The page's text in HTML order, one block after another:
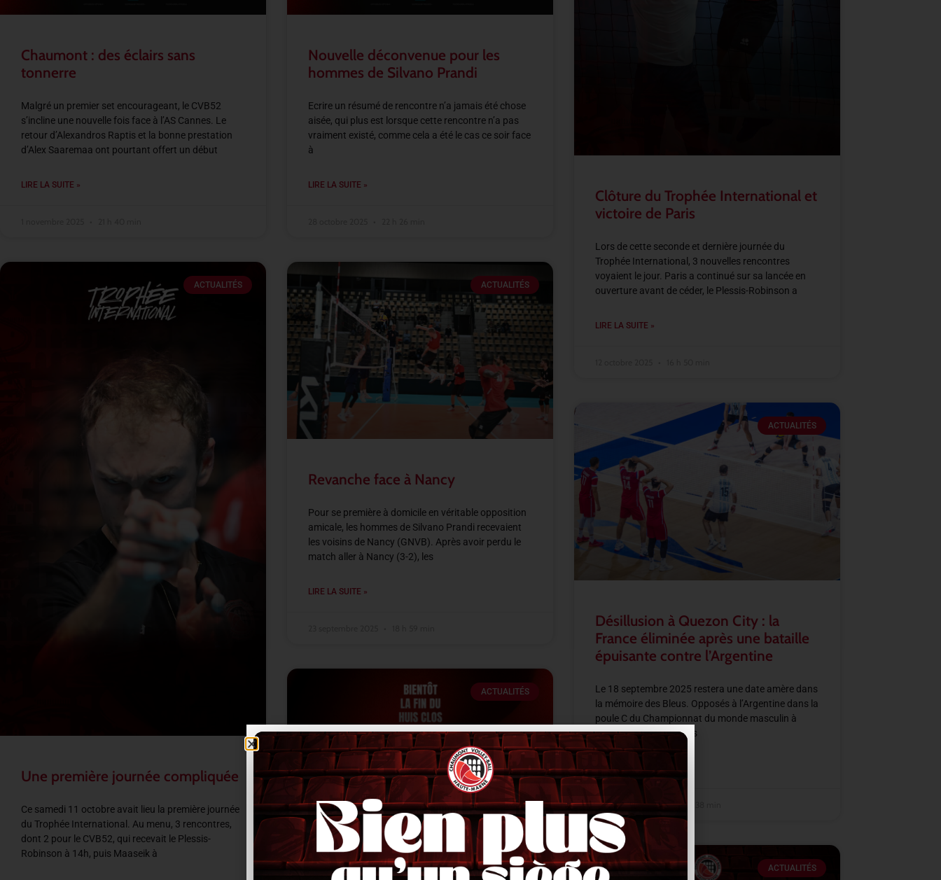
Chaumont : des éclairs sans
tonnerre
Malgré un premier set encourageant, le CVB52
s’incline une nouvelle fois face à l’AS Cannes. Le
retour d’Alexandros Raptis et la bonne prestation
d’Alex Saaremaa ont pourtant offert un début
LIRE LA SUITE »
Nouvelle déconvenue pour les
hommes de Silvano Prandi
Ecrire un résumé de rencontre n’a jamais été chose
aisée, qui plus est lorsque cette rencontre n’a pas
vraiment existé, comme cela a été le cas ce soir face
à
LIRE LA SUITE »
Clôture du Trophée International et
victoire de Paris
Lors de cette seconde et dernière journée du
Trophée International, 3 nouvelles rencontres
voyaient le jour. Paris a continué sur sa lancée en
ouverture avant de céder, le Plessis-Robinson a
LIRE LA SUITE »
ACTUALITÉS
Une première journée compliquée
Ce samedi 11 octobre avait lieu la première journée
du Trophée International. Au menu, 3 rencontres,
dont 2 pour le CVB52, qui recevait le Plessis-
Robinson à 14h, puis Maaseik à
ACTUALITÉS
Revanche face à Nancy
Pour se première à domicile en véritable opposition
amicale, les hommes de Silvano Prandi recevaient
les voisins de Nancy (GNVB). Après avoir perdu le
match aller à Nancy (3-2), les
LIRE LA SUITE »
ACTUALITÉS
Désillusion à Quezon City : la
France éliminée après une bataille
épuisante contre l’Argentine
Le 18 septembre 2025 restera une date amère dans
la mémoire des Bleus. Opposés à l’Argentine dans la
poule C du Championnat du monde masculin à
Quezon City, les joueurs
LIRE LA SUITE »
18 septembre 2025 14 h 38 min
ACTUALITÉS
Les entraînements bientôt ouverts
au public
Alors que la reprise a lieu mi août pour les premiers
arrivants cette saison, comme à son habitude, le
club n’a pas ouvert les entraînements au public.
Seuls quelques privilégiés
ACTUALITÉS